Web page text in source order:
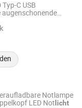
C USB
Notlampe
LED Not licht